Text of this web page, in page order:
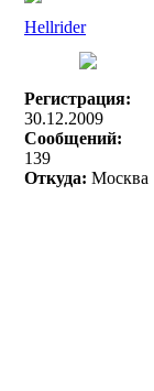
Hellrider
Регистрация:
30.12.2009
Сообщений:
139
Откуда: Москва